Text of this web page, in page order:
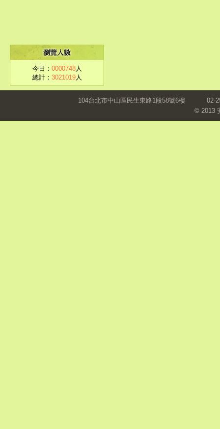
今日： 0000748人
總計： 3021019人
104台北市中山區民生東路1段58號6樓
02-
© 2013